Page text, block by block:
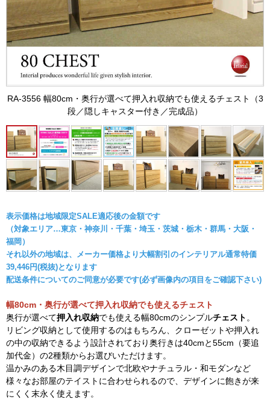
RA-3556 幅80cm・奥行が選べて押入れ収納でも使えるチェスト（3
段／隠しキャスター付き／完成品）
表示価格は地域限定SALE適応後の金額です
（対象エリア…東京・神奈川・千葉・埼玉・茨城・栃木・群馬・大阪・
福岡）
それ以外の地域は、メーカー価格より大幅割引のインテリアル通常特価
39,446円(税抜)となります
配送条件についてのご同意が必要です(必ず画像内の項目をご確認下さい)
幅80cm・奥行が選べて押入れ収納でも使えるチェスト
奥行が選べて押入れ収納でも使える幅80cmのシンプルチェスト 。
リビング収納として使用するのはもちろん、クローゼットや押入れ
の中の収納できるよう設計されており奥行きは40cmと55cm（要追
加代金）の2種類からお選びいただけます。
温かみのある木目調デザインで北欧やナチュラル・和モダンなど
様々なお部屋のテイストに合わせられるので、デザインに飽きが来
にくく末永く使えます。